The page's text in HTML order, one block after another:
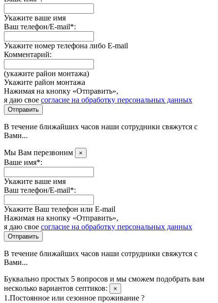
Укажите ваше имя
Ваш телефон/E-mail*:
Укажите номер телефона либо E-mail
Комментарий:
(укажите район монтажа)
Укажите район монтажа
Нажимая на кнопку «Отправить»,
я даю свое согласие на обработку персональных данных
Отправить
В течение ближайших часов наши сотрудники свяжутся с
Вами...
Мы Вам перезвоним ×
Ваше имя*:
Укажите ваше имя
Ваш телефон/E-mail*:
Укажите Ваш телефон или E-mail
Нажимая на кнопку «Отправить»,
я даю свое согласие на обработку персональных данных
Отправить
В течение ближайших часов наши сотрудники свяжутся с
Вами...
Буквально простых 5 вопросов и мы сможем подобрать вам
несколько вариантов септиков:
×
1.Постоянное или сезонное проживание ?